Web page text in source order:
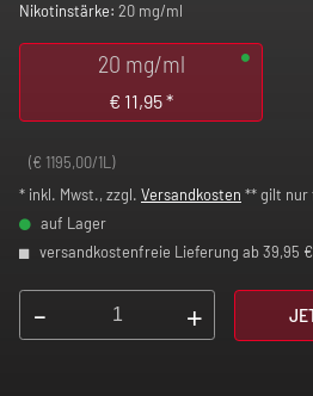
Nikotinstärke: 20 mg/ml
20 mg/ml
€ 11,95*
(€ 1195,00/1L)
* inkl. Mwst., zzgl. Versandkosten ** gilt nur
auf Lager
versandkostenfreie Lieferung ab 39,95
- +